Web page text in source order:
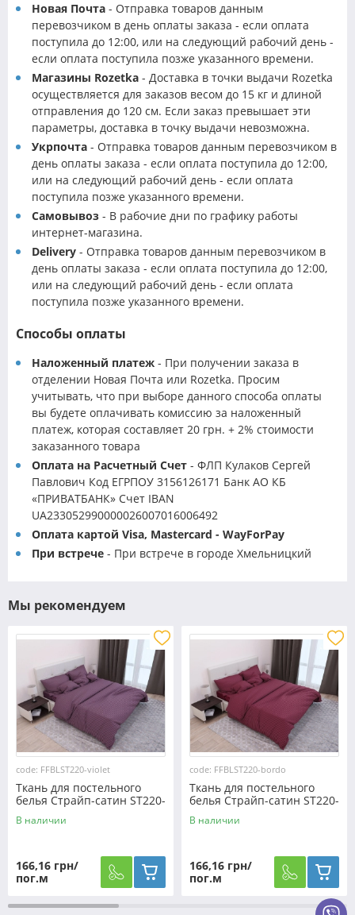
Новая Почта - Отправка товаров данным
перевозчиком в день оплаты заказа - если оплата
поступила до 12:00, или на следующий рабочий день -
если оплата поступила позже указанного времени.
Магазины Rozetka - Доставка в точки выдачи Rozetka
осуществляется для заказов весом до 15 кг и длиной
отправления до 120 см. Если заказ превышает эти
параметры, доставка в точку выдачи невозможна.
Укрпочта - Отправка товаров данным перевозчиком в
день оплаты заказа - если оплата поступила до 12:00,
или на следующий рабочий день - если оплата
поступила позже указанного времени.
Самовывоз - В рабочие дни по графику работы
интернет-магазина.
Delivery - Отправка товаров данным перевозчиком в
день оплаты заказа - если оплата поступила до 12:00,
или на следующий рабочий день - если оплата
поступила позже указанного времени.
Способы оплаты
Наложенный платеж - При получении заказа в
отделении Новая Почта или Rozetka. Просим
учитывать, что при выборе данного способа оплаты
вы будете оплачивать комиссию за наложенный
платеж, которая составляет 20 грн. + 2% стоимости
заказанного товара
Оплата на Расчетный Счет - ФЛП Кулаков Сергей
Павлович Код ЕГРПОУ 3156126171 Банк АО КБ
«ПРИВАТБАНК» Счет IBAN
UA233052990000026007016006492
Оплата картой Visa, Mastercard - WayForPay
При встрече - При встрече в городе Хмельницкий
Мы рекомендуем
code: FFBLST220-violet
Ткань для постельного
белья Страйп-сатин ST220-
violet (60м)
В наличии
166,16 грн/
пог.м
code: FFBLST220-bordo
Ткань для постельного
белья Страйп-сатин ST220-
bordo (60м)
В наличии
166,16 грн/
пог.м